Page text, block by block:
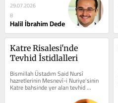
29.07.2026
8
Halil İbrahim Dede
Katre Risalesi'nde
Tevhid İstidlalleri
Bismillah Üstadım Said Nursî
hazretlerinin Mesnevî-i Nuriye'sinin
Katre bahsinde yer alan tevhid
istidlalleri, tek bir burhan değil, her